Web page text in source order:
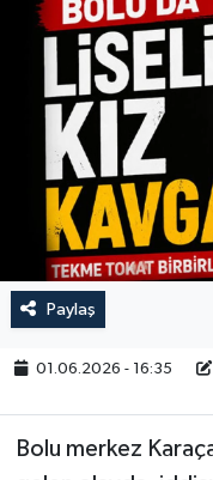
Paylaş
01.06.2026 - 16:35
Bolu merkez